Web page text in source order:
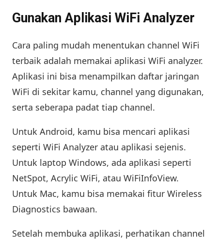
Gunakan Aplikasi WiFi Analyzer
Cara paling mudah menentukan channel WiFi
terbaik adalah memakai aplikasi WiFi analyzer.
Aplikasi ini bisa menampilkan daftar jaringan
WiFi di sekitar kamu, channel yang digunakan,
serta seberapa padat tiap channel.
Untuk Android, kamu bisa mencari aplikasi
seperti WiFi Analyzer atau aplikasi sejenis.
Untuk laptop Windows, ada aplikasi seperti
NetSpot, Acrylic WiFi, atau WiFiInfoView.
Untuk Mac, kamu bisa memakai fitur Wireless
Diagnostics bawaan.
Setelah membuka aplikasi, perhatikan channel